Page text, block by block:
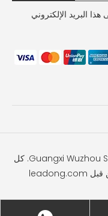
البريد الإلكتروني
Guangxi Wuzhou Starsgem Co., Ltd. كل
قبل leadong.com